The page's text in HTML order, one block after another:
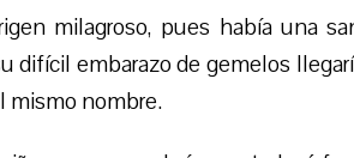
milagroso, pues había una
difícil embarazo de gemelos
mismo nombre.